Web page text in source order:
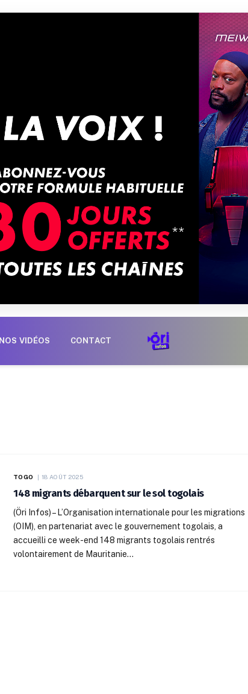
NOS VIDÉOS CONTACT
TOGO 18 AOÛT 2025
148 migrants débarquent sur le sol togolais
(Öri Infos) – L’Organisation internationale pour les migrations
(OIM), en partenariat avec le gouvernement togolais, a
accueilli ce week-end 148 migrants togolais rentrés
volontairement de Mauritanie…